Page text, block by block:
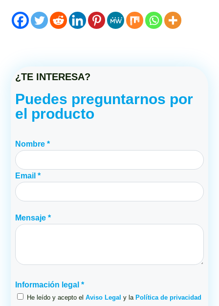
¿TE INTERESA?
Puedes preguntarnos por
el producto
Nombre *
Email *
Mensaje *
Información legal *
He leído y acepto elAviso Legal y laPolítica de privacidad